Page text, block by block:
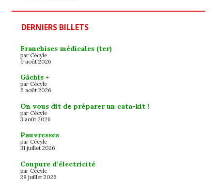
DERNIERS BILLETS
Franchises médicales (ter)
par Cécyle
9 août 2026
Gâchis +
par Cécyle
6 août 2026
On vous dit de préparer un cata-kit !
par Cécyle
3 août 2026
Pauvresses
par Cécyle
31 juillet 2026
Coupure d’électricité
par Cécyle
28 juillet 2026